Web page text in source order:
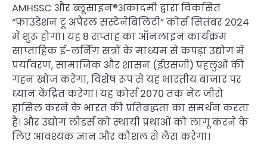
AMHSSC और ब्लूसाइन®अकादमी द्वारा विकसित
“फाउंडेशन टू अपैरल सस्टेनेबिलिटी” कोर्स सितंबर 2024
में शुरू होगा। यह 8 सप्ताह का ऑनलाइन कार्यक्रम
साप्ताहिक ई-लर्निंग सत्रों के माध्यम से कपड़ा उद्योग में
पर्यावरण, सामाजिक और शासन (ईएसजी) पहलुओं की
गहन खोज करेगा, विशेष रूप से यह भारतीय बाजार पर
ध्यान केंद्रित करेगा। यह कोर्स 2070 तक नेट जीरो
हासिल करने के भारत की प्रतिबद्धता का समर्थन करता
है। और उद्योग लीडर्स को स्थायी प्रथाओं को लागू करने के
लिए आवश्यक ज्ञान और कौशल से लैस करेगा।